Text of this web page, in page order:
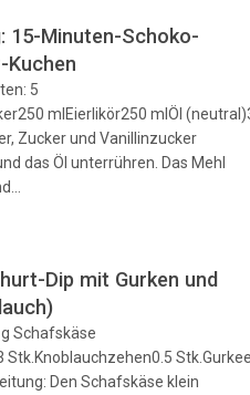
15-Minuten-Schoko-
Kuchen
5
mlEierlikör250 mlÖl
Zucker und Vanillinzucker
das Öl unterrühren. Das Mehl
Dip mit Gurken und
Schafskäse
Stk.Knoblauchzehen0.5
Den Schafskäse klein